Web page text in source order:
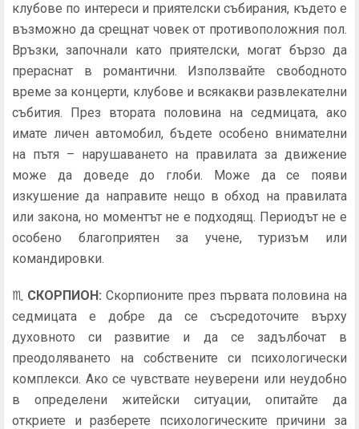
клубове по интереси и приятелски събирания, където е
възможно да срещнат човек от противоположния пол.
Връзки, започнали като приятелски, могат бързо да
прераснат в романтични. Използвайте свободното
време за концерти, клубове и всякакви развлекателни
събития. През втората половина на седмицата, ако
имате личен автомобил, бъдете особено внимателни
на пътя – нарушаването на правилата за движение
може да доведе до глоби. Може да се появи
изкушение да направите нещо в обход на правилата
или закона, но моментът не е подходящ. Периодът не е
особено благоприятен за учене, туризъм или
командировки.
♏ СКОРПИОН: Скорпионите през първата половина на
седмицата е добре да се съсредоточите върху
духовното си развитие и да се задълбочат в
преодоляването на собствените си психологически
комплекси. Ако се чувствате неуверени или неудобно
в определени житейски ситуации, опитайте да
откриете и разберете психологическите причини за